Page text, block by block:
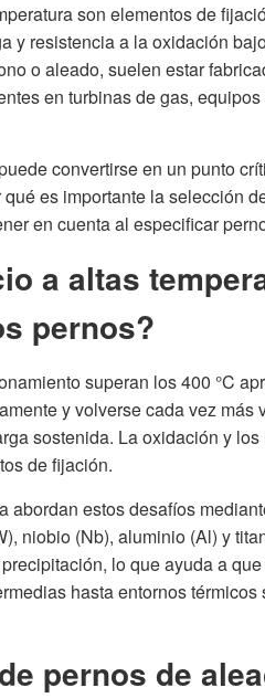
son elementos de
y resistencia a la oxidación
o aleado, suelen estar
en turbinas de gas,
convertirse en un punto
es importante la selección
en cuenta al especificar
a altas
pernos?
superan los 400 °C
y volverse cada vez
sostenida. La oxidación y
de fijación.
abordan estos desafíos
niobio (Nb), aluminio (Al) y
lo que ayuda a
hasta entornos
pernos de